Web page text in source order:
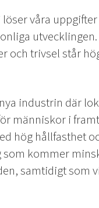
våra
och trivsel står
industrin där
människor i
hög hållfasthet
som kommer
samtidigt som